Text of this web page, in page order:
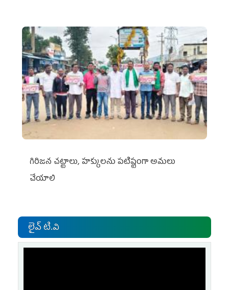
గిరిజన చట్టాలు, హక్కులను పటిష్టంగా అమలు
చేయాలి
లైవ్ టి.వి